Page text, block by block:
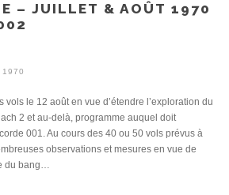
– JUILLET & AOÛT 1970
le 12 août en vue d’étendre l’exploration du
2 et au-delà, programme auquel doit
001. Au cours des 40 ou 50 vols prévus à
observations et mesures en vue de
du bang…